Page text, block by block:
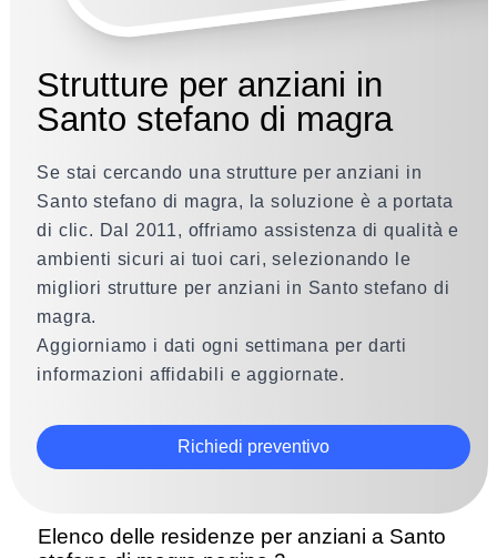
Strutture per anziani in
Santo stefano di magra
Se stai cercando una strutture per anziani in
Santo stefano di magra, la soluzione è a portata
di clic. Dal 2011, offriamo assistenza di qualità e
ambienti sicuri ai tuoi cari, selezionando le
migliori strutture per anziani in Santo stefano di
magra.
Aggiorniamo i dati ogni settimana per darti
informazioni affidabili e aggiornate.
Richiedi preventivo
Elenco delle residenze per anziani a Santo